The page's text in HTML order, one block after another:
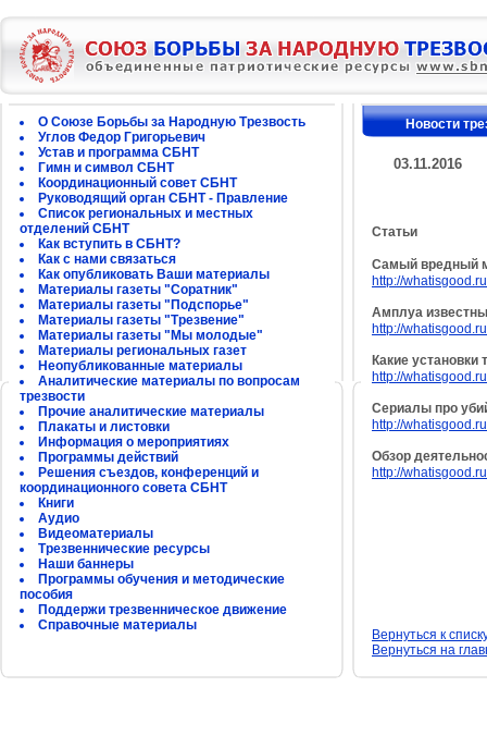
О Союзе Борьбы за Народную Трезвость
Углов Федор Григорьевич
Устав и программа СБНТ
Гимн и символ СБНТ
Координационный совет СБНТ
Руководящий орган СБНТ - Правление
Список региональных и местных
отделений СБНТ
Как вступить в СБНТ?
Как с нами связаться
Как опубликовать Ваши материалы
Материалы газеты "Соратник"
Материалы газеты "Подспорье"
Материалы газеты "Трезвение"
Материалы газеты "Мы молодые"
Материалы региональных газет
Неопубликованные материалы
Аналитические материалы по вопросам
трезвости
Прочие аналитические материалы
Плакаты и листовки
Информация о мероприятиях
Программы действий
Решения съездов, конференций и
координационного совета СБНТ
Книги
Аудио
Видеоматериалы
Трезвеннические ресурсы
Наши баннеры
Программы обучения и методические
пособия
Поддержи трезвенническое движение
Справочные материалы
Новости
03.11.2016
Статьи
Самый вредный
http://
Амплуа
http://
Какие
http://
Сериалы про
http://
Обзор
http://
Вернуться к
Вернуться на